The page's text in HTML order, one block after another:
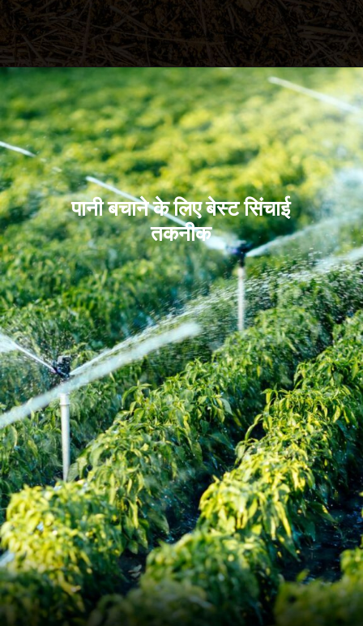
पानी बचाने के लिए बेस्ट सिंचाई
तकनीक